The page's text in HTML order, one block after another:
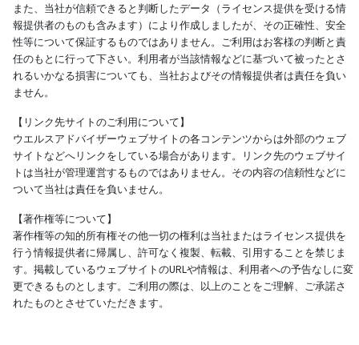
また、当社が信頼できると判断したデータ（ライセンス提供を受ける情
報提供者のものも含みます）により作成しましたが、その正確性、安全
性等について保証するものではありません。ご利用はお客様の判断と責
任のもとに行って下さい。利用者が当該情報などに基づいて被ったとさ
れるいかなる損害についても、当社およびその情報提供者は責任を負い
ません。
【リンク先サイトのご利用について】
ウエルスアドバイザーウェブサイトの各コンテンツからは外部のウェブ
サイトなどへリンクをしている場合があります。リンク先のウェブサイ
トは当社が管理運営するものではありません。その内容の信頼性などに
ついて当社は責任を負いません。
【著作権等について】
著作権等の知的所有権その他一切の権利は当社またはライセンス提供を
行う情報提供者に帰属し、許可なく複製、転載、引用することを禁じま
す。掲載しているウェブサイトのURLや情報は、利用者への予告なしに変
更できるものとします。ご利用の際は、以上のことをご理解、ご承諾さ
れたものとさせていただきます。